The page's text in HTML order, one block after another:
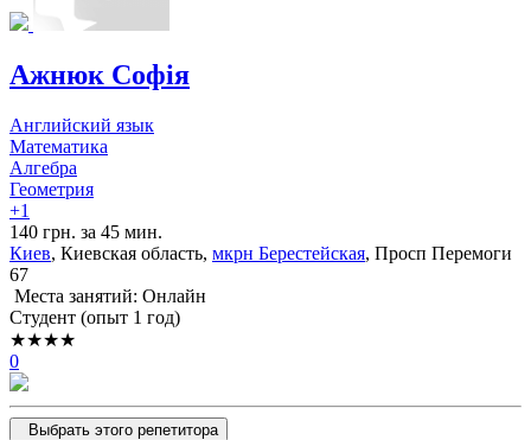
Ажнюк Софія
Английский язык
Математика
Алгебра
Геометрия
+1
140 грн. за 45 мин.
Киев, Киевская область, мкрн Берестейская, Просп Перемоги
67
Места занятий: Онлайн
Cтудент (опыт 1 год)
★★★★
0
Выбрать этого репетитора